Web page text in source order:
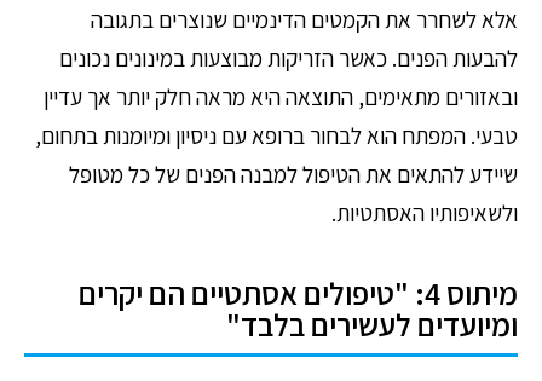
אלא לשחרר את הקמטים הדינמיים שנוצרים בתגובה
להבעות הפנים. כאשר הזריקות מבוצעות במינונים נכונים
ובאזורים מתאימים, התוצאה היא מראה חלק יותר אך עדיין
טבעי. המפתח הוא לבחור ברופא עם ניסיון ומיומנות בתחום,
שיידע להתאים את הטיפול למבנה הפנים של כל מטופל
ולשאיפותיו האסתטיות.
מיתוס 4: "טיפולים אסתטיים הם יקרים
ומיועדים לעשירים בלבד"